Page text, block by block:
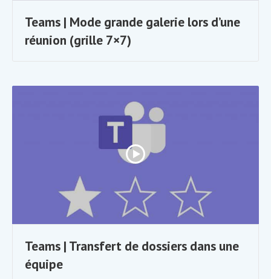
Teams | Mode grande galerie lors d’une
réunion (grille 7×7)
Teams | Transfert de dossiers dans une
équipe